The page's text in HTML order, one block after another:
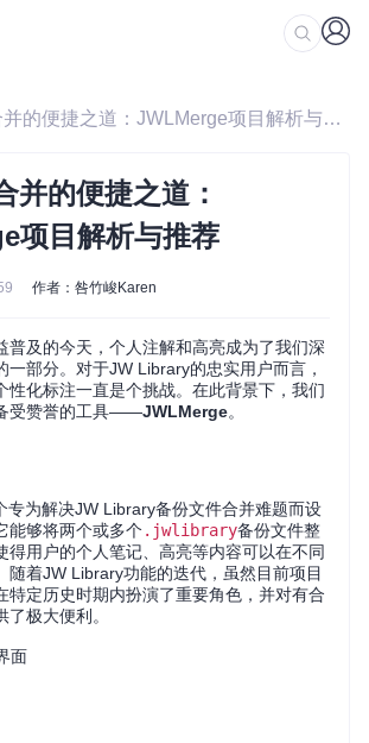
/ 探索数据合并的便捷之道：JWLMerge项目解析与推荐
并的便捷之道：
项目解析与推荐
作者：咎竹峻Karen
普及的今天，个人注解和高亮成为了我们深
一部分。对于JW Library的忠实用户而言，
性化标注一直是个挑战。在此背景下，我们
受赞誉的工具——JWLMerge。
专为解决JW Library备份文件合并难题而设
能够将两个或多个.jwlibrary备份文件整
得用户的个人笔记、高亮等内容可以在不同
随着JW Library功能的迭代，虽然目前项目
特定历史时期内扮演了重要角色，并对有合
极大便利。